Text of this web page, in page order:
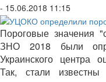
- 15.06.2018 11:15
Пороговые значения
ЗНО 2018 были
Украинского центра
Так, стали